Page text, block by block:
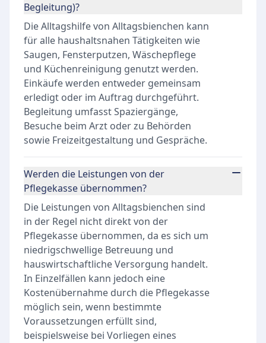
Begleitung)?
Die Alltagshilfe von Alltagsbienchen kann
für alle haushaltsnahen Tätigkeiten wie
Saugen, Fensterputzen, Wäschepflege
und Küchenreinigung genutzt werden.
Einkäufe werden entweder gemeinsam
erledigt oder im Auftrag durchgeführt.
Begleitung umfasst Spaziergänge,
Besuche beim Arzt oder zu Behörden
sowie Freizeitgestaltung und Gespräche.
Werden die Leistungen von der
Pflegekasse übernommen?
Die Leistungen von Alltagsbienchen sind
in der Regel nicht direkt von der
Pflegekasse übernommen, da es sich um
niedrigschwellige Betreuung und
hauswirtschaftliche Versorgung handelt.
In Einzelfällen kann jedoch eine
Kostenübernahme durch die Pflegekasse
möglich sein, wenn bestimmte
Voraussetzungen erfüllt sind,
beispielsweise bei Vorliegen eines